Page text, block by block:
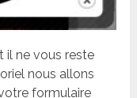
il ne vous reste
nous allons
formulaire